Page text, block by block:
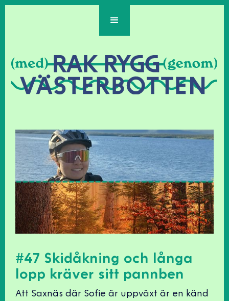
#47 Skidåkning och långa
lopp kräver sitt pannben
Att Saxnäs där Sofie är uppväxt är en känd